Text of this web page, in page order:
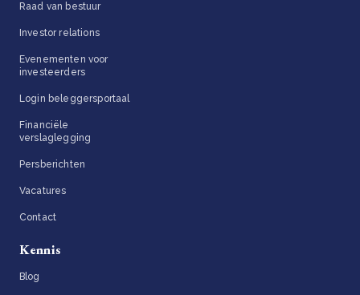
Raad van bestuur
Investor relations
Evenementen voor
investeerders
Login beleggersportaal
Financiële
verslaglegging
Persberichten
Vacatures
Contact
Kennis
Blog